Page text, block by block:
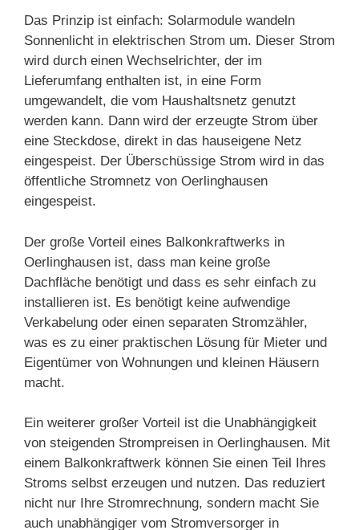
Das Prinzip ist einfach: Solarmodule wandeln
Sonnenlicht in elektrischen Strom um. Dieser Strom
wird durch einen Wechselrichter, der im
Lieferumfang enthalten ist, in eine Form
umgewandelt, die vom Haushaltsnetz genutzt
werden kann. Dann wird der erzeugte Strom über
eine Steckdose, direkt in das hauseigene Netz
eingespeist. Der Überschüssige Strom wird in das
öffentliche Stromnetz von Oerlinghausen
eingespeist.
Der große Vorteil eines Balkonkraftwerks in
Oerlinghausen ist, dass man keine große
Dachfläche benötigt und dass es sehr einfach zu
installieren ist. Es benötigt keine aufwendige
Verkabelung oder einen separaten Stromzähler,
was es zu einer praktischen Lösung für Mieter und
Eigentümer von Wohnungen und kleinen Häusern
macht.
Ein weiterer großer Vorteil ist die Unabhängigkeit
von steigenden Strompreisen in Oerlinghausen. Mit
einem Balkonkraftwerk können Sie einen Teil Ihres
Stroms selbst erzeugen und nutzen. Das reduziert
nicht nur Ihre Stromrechnung, sondern macht Sie
auch unabhängiger vom Stromversorger in